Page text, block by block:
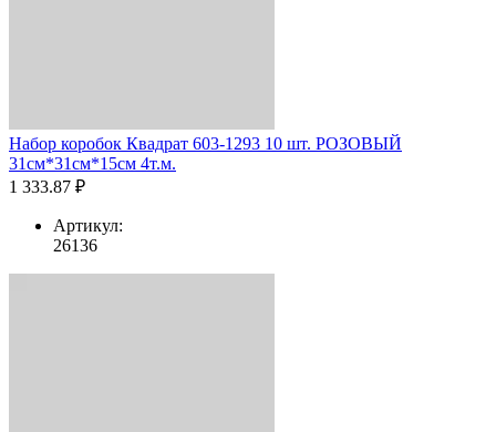
Набор коробок Квадрат 603-1293 10 шт. РОЗОВЫЙ
31см*31см*15см 4т.м.
1 333.87 ₽
Артикул:
26136